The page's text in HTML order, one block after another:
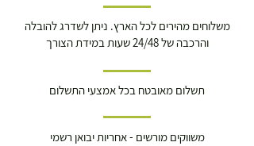
משלוחים מהירים לכל הארץ. ניתן לשדרג להובלה
והרכבה של 24/48 שעות במידת הצורך
תשלום מאובטח בכל אמצעי התשלום
משווקים מורשים - אחריות יבואן רשמי